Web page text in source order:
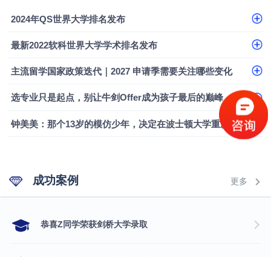
2024年QS世界大学排名发布
最新2022软科世界大学学术排名发布
主流留学国家政策迭代｜2027 申请季需要关注哪些变化
选专业只是起点，别让牛剑Offer成为孩子最后的巅峰
钟美美：那个13岁的模仿少年，决定在波士顿大学重新定义自己
成功案例 更多
​恭喜Z同学荣获剑桥大学录取